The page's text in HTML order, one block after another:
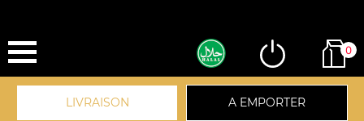
0
LIVRAISON A EMPORTER